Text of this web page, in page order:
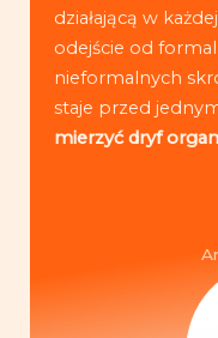
działającą w
odejście od
nieformalnych
staje przed
mierzyć dryf